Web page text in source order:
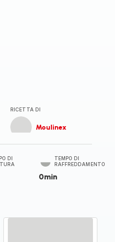
RICETTA DI
Moulinex
DI
TEMPO DI
RAFFREDDAMENTO
0min